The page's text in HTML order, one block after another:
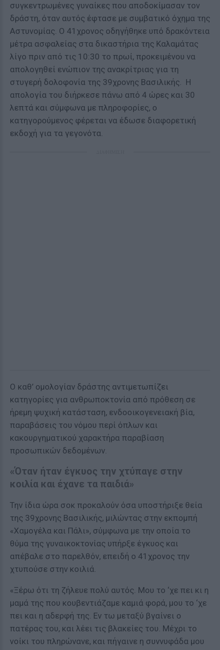
συγκεντρωμένες γυναίκες που αποδοκίμασαν τον
δράστη, όταν αυτός έφτασε με συμβατικό όχημα της
Αστυνομίας. Ο 41χρονος οδηγήθηκε υπό δρακόντεια
μέτρα ασφαλείας στα δικαστήρια της Καλαμάτας
λίγο πριν από τις 10:30 το πρωί, προκειμένου να
απολογηθεί ενώπιον της ανακρίτριας για τη
στυγερή δολοφονία της 39χρονης Βασιλικής. Η
απολογία του διήρκεσε πάνω από 4 ώρες και 30
λεπτά και σύμφωνα με πληροφορίες, ο
κατηγορούμενος φέρεται να έδωσε διαφορετική
εκδοχή για τα γεγονότα.
Ο καθ’ ομολογίαν δράστης αντιμετωπίζει
κατηγορίες για ανθρωποκτονία από πρόθεση σε
ήρεμη ψυχική κατάσταση, ενδοοικογενειακή βία,
παραβάσεις του νόμου περί όπλων και
κακουργηματικού χαρακτήρα παραβίαση
προσωπικών δεδομένων.
«Όταν ήταν έγκυος την χτύπαγε στην
κοιλία και έχανε τα παιδιά»
Την ίδια ώρα σοκ προκαλούν όσα υποστήριξε θεία
της 39χρονης Βασιλικής, μιλώντας στην εκπομπή
«Χαμογέλα και Πάλι», σύμφωνα με την οποία το
θύμα της γυναικοκτονίας υπήρξε έγκυος και
απέβαλε στο παρελθόν, επειδή ο 41χρονος την
χτυπούσε στην κοιλιά.
«Ξέρω ότι τη ζήλευε πολύ αυτός. Μου το ‘χε πει κι η
μαμά της που κουβεντιάζαμε καμιά φορά, μου το ‘χε
πει και η αδερφή της. Εν τω μεταξύ βγαίνει ο
πατέρας του, και λέει τις βλακείες του. Μέχρι το
νοίκι του πληρώνανε, και πήγαινε η συννυφάδα μου